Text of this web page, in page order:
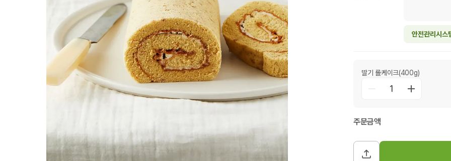
안전관리시스
딸기 롤케이크(400g)
1
주문금액